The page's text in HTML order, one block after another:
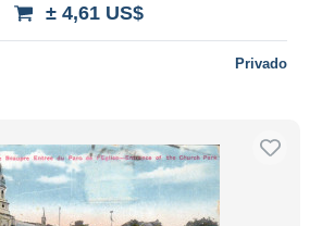
± 4,61 US$
Privado